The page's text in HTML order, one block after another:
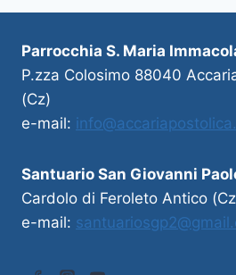
Parrocchia S. Maria
P.zza Colosimo 88040
(Cz)
e-mail:
Santuario San Giovanni
Cardolo di Feroleto Antico
e-mail: